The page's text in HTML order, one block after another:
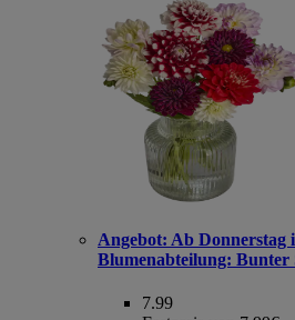
Angebot: Ab Donnerstag
Blumenabteilung: Bunter
7.99